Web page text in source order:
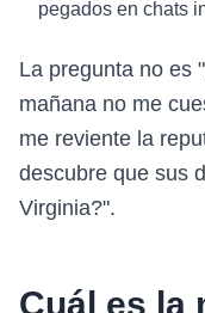
pegados en chats
La pregunta no es
mañana no me
me reviente la
descubre que sus
Virginia?".
Cuál es la